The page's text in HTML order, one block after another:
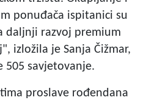
ponuđača ispitanici su
daljnji razvoj premium
izložila je Sanja Čižmar,
505 savjetovanje.
proslave rođendana